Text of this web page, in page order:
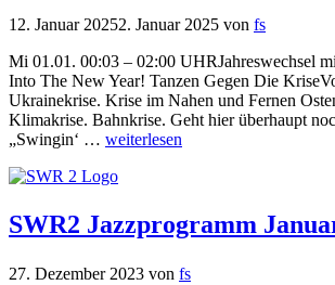
12. Januar 20252. Januar 2025 von fs
Mi 01.01. 00:03 – 02:00 UHRJahreswechsel
Into The New Year! Tanzen Gegen Die
Ukrainekrise. Krise im Nahen und Fernen
Klimakrise. Bahnkrise. Geht hier überhaupt
„Swingin‘ … weiterlesen
SWR2 Jazzprogramm
27. Dezember 2023 von fs